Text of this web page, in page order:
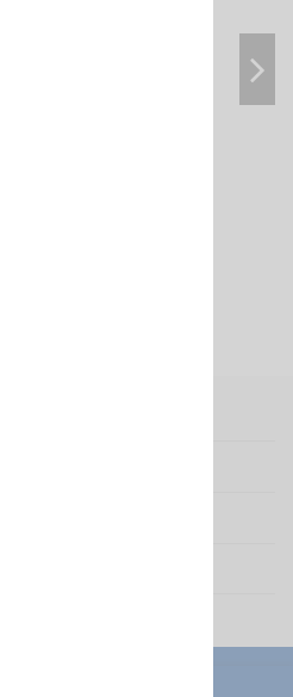
fonctionnement pour